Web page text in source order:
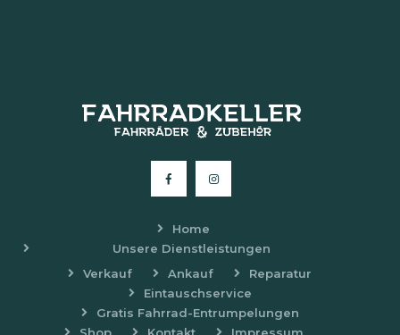
Home
Unsere Dienstleistungen
Verkauf
Ankauf
Reparatur
Eintauschservice
Gratis Fahrrad-Entrumpelungen